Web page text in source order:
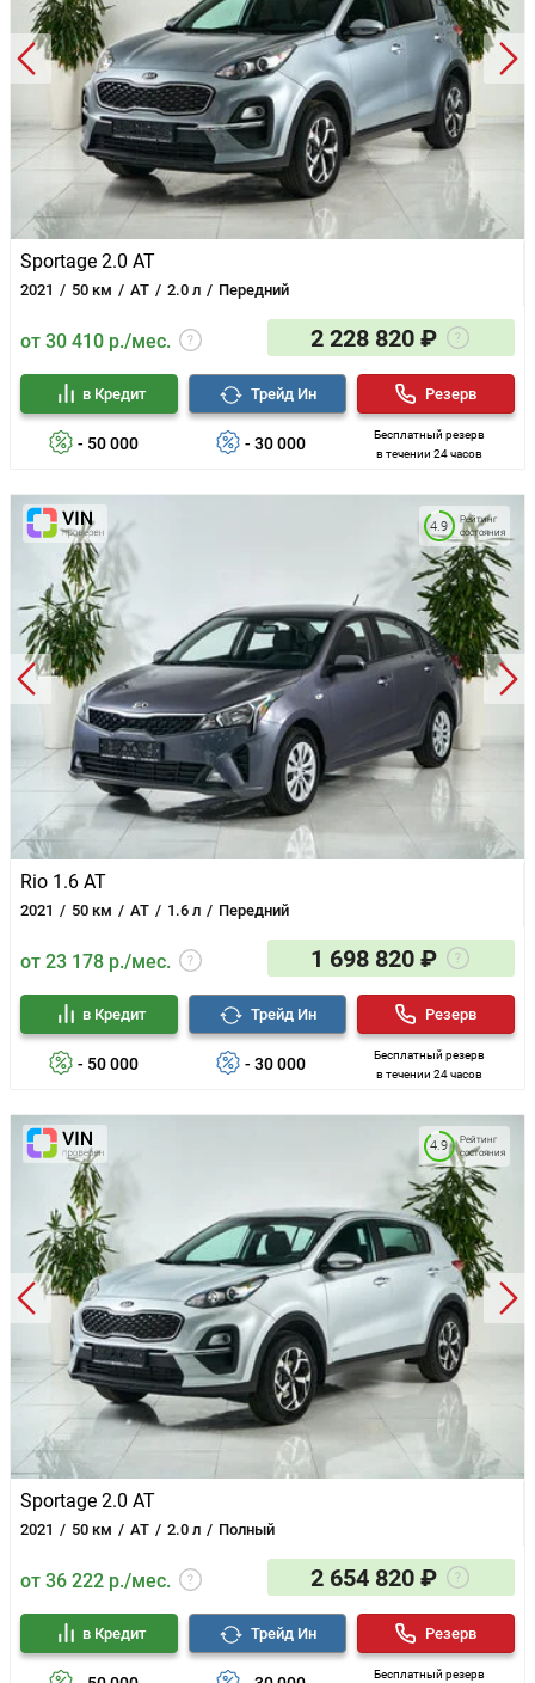
Sportage 2.0 AT
2021 50 км AT 2.0 л Передний
от 30 410 р./мес. 2 228 820 ₽
- 50 000
в Кредит
- 30 000
Трейд Ин
Бесплатный резерв
в течении 24 часов
Резерв
Rio 1.6 AT
2021 50 км AT 1.6 л Передний
Рейтинг
состояния
4.9
от 23 178 р./мес. 1 698 820 ₽
- 50 000
в Кредит
- 30 000
Трейд Ин
Бесплатный резерв
в течении 24 часов
Резерв
Sportage 2.0 AT
2021 50 км AT 2.0 л Полный
Рейтинг
состояния
4.9
от 36 222 р./мес. 2 654 820 ₽
в Кредит Трейд Ин
Бесплатный резерв
Резерв